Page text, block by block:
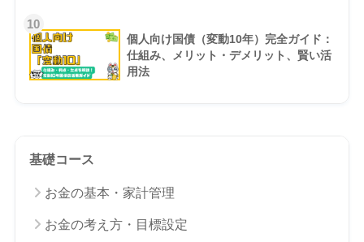
10
個人向け国債（変動10年）完全ガイド：
仕組み、メリット・デメリット、賢い活
用法
基礎コース
お金の基本・家計管理
お金の考え方・目標設定